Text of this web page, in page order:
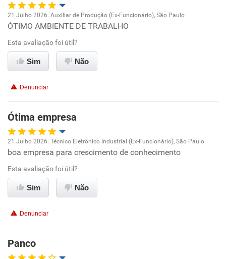
Oportunidade de promoção
Ambiente de trabalho
Benefícios
Recomenda esta empresa
21 Julho 2026. Auxiliar de Produção (Ex-Funcionário), São Paulo
ÓTIMO AMBIENTE DE TRABALHO
Esta avaliação foi útil?
Sim Não
Denunciar
Ótima empresa
Oportunidade de promoção
Ambiente de trabalho
Benefícios
Recomenda esta empresa
21 Julho 2026. Técnico Eletrônico Industrial (Ex-Funcionário), São Paulo
boa empresa para crescimento de conhecimento
Esta avaliação foi útil?
Sim Não
Denunciar
Panco